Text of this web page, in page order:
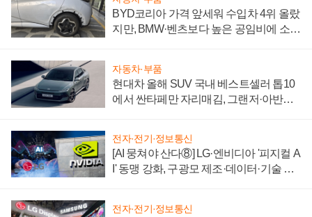
BYD코리아 가격 앞세워 수입차 4위 올랐
지만, BMW·벤츠보다 높은 공임비에 소비
자동차·부품
현대차 올해 SUV 국내 베스트셀러 톱10
에서 싼타페만 자리매김, 그랜저·아반떼
전자·전기·정보통신
[AI 뭉쳐야 산다⑧] LG·엔비디아 '피지컬 A
I' 동맹 강화, 구광모 제조·데이터·기술 결
전자·전기·정보통신